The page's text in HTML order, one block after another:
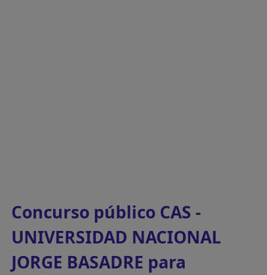
Concurso público CAS -
UNIVERSIDAD NACIONAL
JORGE BASADRE para